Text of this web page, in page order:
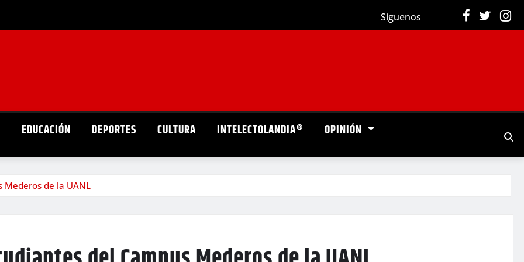
Siguenos
EDUCACIÓN DEPORTES CULTURA INTELECTOLANDIA® OPINIÓN
de la UANL